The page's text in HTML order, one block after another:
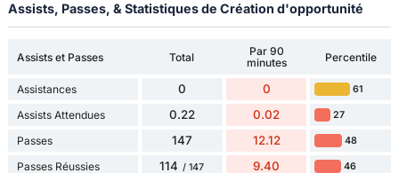
Assists, Passes, & Statistiques de Création d'opportunité
Assists et Passes Total
Par 90
minutes
Percentile
Assistances 0 0 61
Assists Attendues 0.22 0.02 27
Passes 147 12.12 48
Passes Réussies 114 / 147 9.40 46